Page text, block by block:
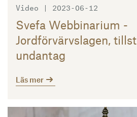
Video | 2023-06-12
Svefa Webbinarium -
Jordförvärvslagen,
undantag
Läs mer